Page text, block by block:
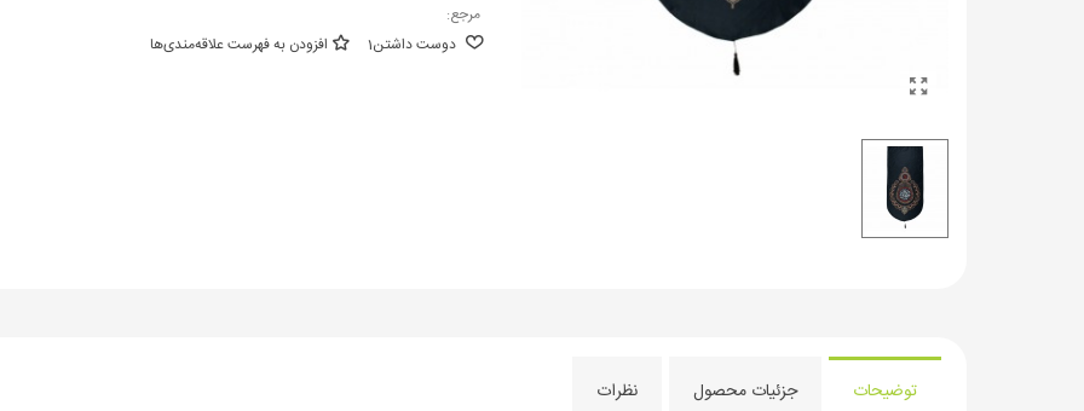
مرجع:
دوست داشتن1 افزودن به فهرست علاقه‌مندی‌ها
توضیحات جزئیات محصول نظرات